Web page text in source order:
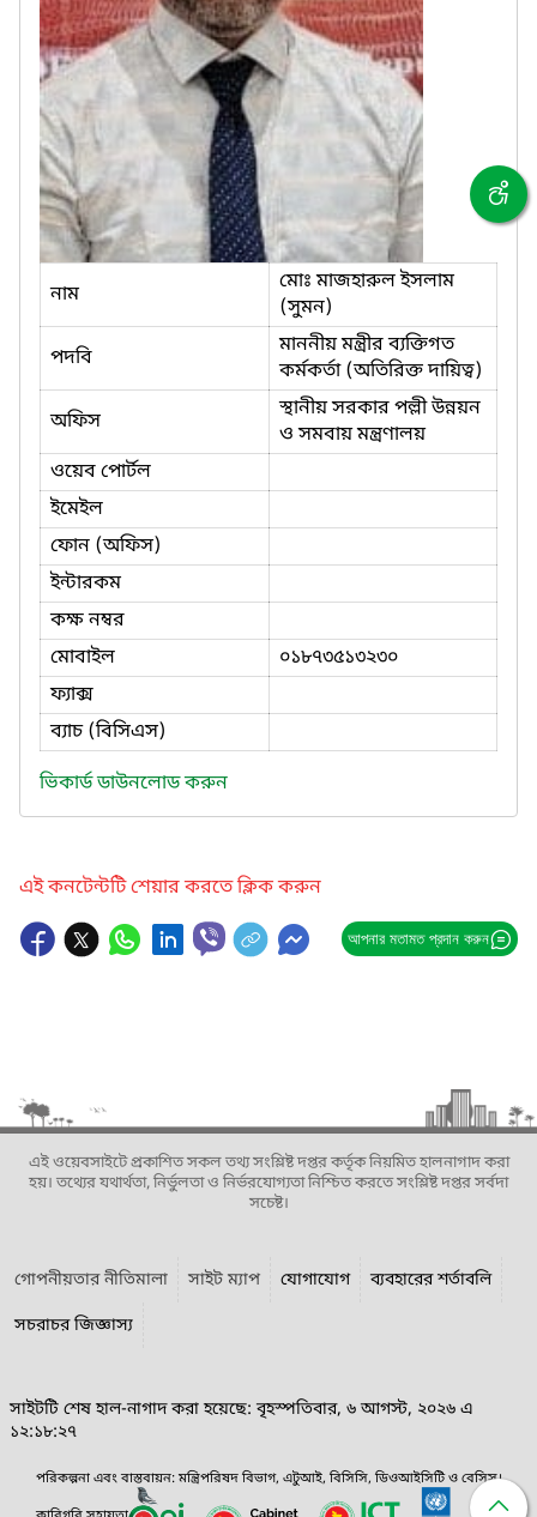
নাম
মোঃ মাজহারুল ইসলাম
(সুমন)
পদবি
মাননীয় মন্ত্রীর ব্যক্তিগত
কর্মকর্তা (অতিরিক্ত দায়িত্ব)
অফিস
স্থানীয় সরকার পল্লী উন্নয়ন
ও সমবায় মন্ত্রণালয়
ওয়েব পোর্টল
ইমেইল
ফোন (অফিস)
ইন্টারকম
কক্ষ নম্বর
মোবাইল
০১৮৭৩৫১৩২৩০
ফ্যাক্স
ব্যাচ (বিসিএস)
ভিকার্ড ডাউনলোড করুন
এই কনটেন্টটি শেয়ার করতে ক্লিক করুন
আপনার মতামত প্রদান করুন
এই ওয়েবসাইটে প্রকাশিত সকল তথ্য সংশ্লিষ্ট দপ্তর কর্তৃক নিয়মিত হালনাগাদ করা
হয়। তথ্যের যথার্থতা, নির্ভুলতা ও নির্ভরযোগ্যতা নিশ্চিত করতে সংশ্লিষ্ট দপ্তর সর্বদা
সচেষ্ট।
গোপনীয়তার নীতিমালা সাইট ম্যাপ যোগাযোগ
ব্যবহারের শর্তাবলি
সচরাচর জিজ্ঞাস্য
সাইটটি শেষ হাল-নাগাদ করা হয়েছে: বৃহস্পতিবার, ৬ আগস্ট, ২০২৬ এ
১২:১৮:২৭
পরিকল্পনা এবং বাস্তবায়ন: মন্ত্রিপরিষদ বিভাগ, এটুআই, বিসিসি, ডিওআইসিটি ও বেসিস।